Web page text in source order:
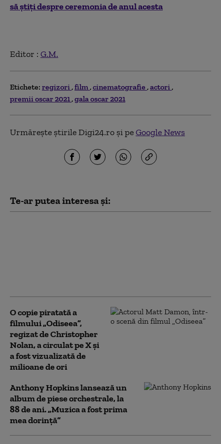
să ştiți despre ceremonia de anul acesta
Editor : G.M.
Etichete: regizori film cinematografie actori
premii oscar 2021 gala oscar 2021
Urmărește știrile Digi24.ro și peGoogle News
Te-ar putea interesa și:
O copie piratată a
filmului „Odiseea”,
regizat de Christopher
Nolan, a circulat pe X și
a fost vizualizată de
milioane de ori
Anthony Hopkins lansează un
album de piese orchestrale, la
88 de ani. „Muzica a fost prima
mea dorinţă”